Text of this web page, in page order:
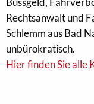
Rechtsanwalt und
Schlemm aus Bad
unbürokratisch.
Hier finden Sie